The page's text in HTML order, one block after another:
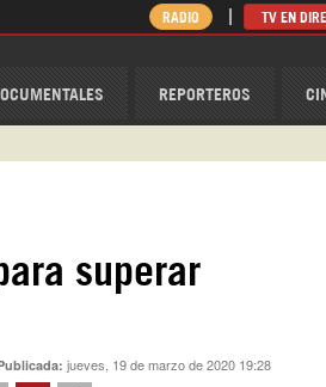
REPORTEROS
RADIO TV EN
superar
jueves, 19 de marzo de 2020 19:28